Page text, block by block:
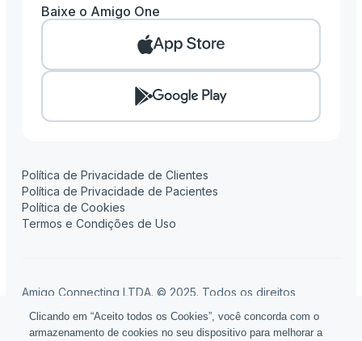
Amigo Clinic
Amigo Contábil
Baixe o Amigo One
Política de Privacidade de Clientes
Política de Privacidade de Pacientes
Política de Cookies
Termos e Condições de Uso
Amigo Connecting LTDA. © 2025. Todos os direitos
Rua Fidêncio Ramos, 100, 16º andar, Edifício Setin Tower
Clicando em “Aceito todos os Cookies”, você concorda com o
armazenamento de cookies no seu dispositivo para melhorar a